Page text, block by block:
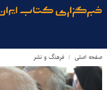
صفحه اصلی فرهنگ و نشر